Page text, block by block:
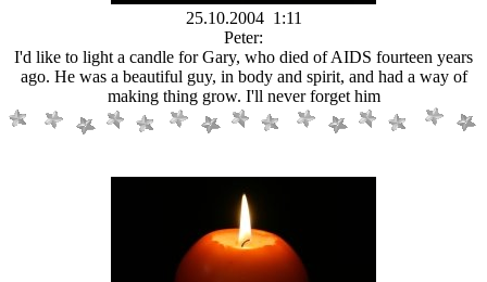
25.10.2004 1:11
Peter:
I'd like to light a candle for Gary, who died of AIDS fourteen years
ago. He was a beautiful guy, in body and spirit, and had a way of
making thing grow. I'll never forget him